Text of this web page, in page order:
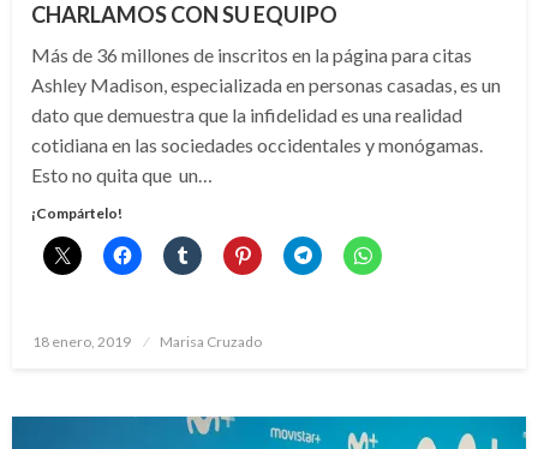
CHARLAMOS CON SU EQUIPO
Más de 36 millones de inscritos en la página para citas
Ashley Madison, especializada en personas casadas, es un
dato que demuestra que la infidelidad es una realidad
cotidiana en las sociedades occidentales y monógamas.
Esto no quita que un…
¡Compártelo!
Publicado
18 enero, 2019 Marisa Cruzado